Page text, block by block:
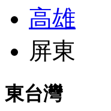
高雄
屏東
東台灣